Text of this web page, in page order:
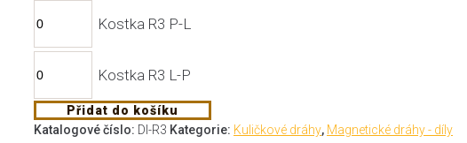
Kostka R3 P-L
Kostka R3 L-P
Přidat do košíku
Katalogové číslo: DI-R3 Kategorie: Kuličkové dráhy, Magnetické dráhy - díly